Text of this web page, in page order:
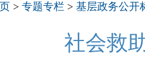
> 专题专栏 > 基层政务公开
社会救